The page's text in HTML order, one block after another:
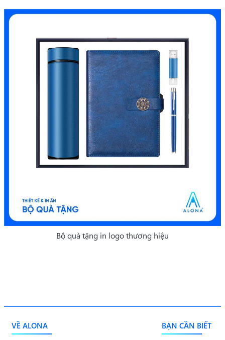
Bộ quà tặng in logo thương hiệu
VỀ ALONA
BẠN CẦN BIẾT